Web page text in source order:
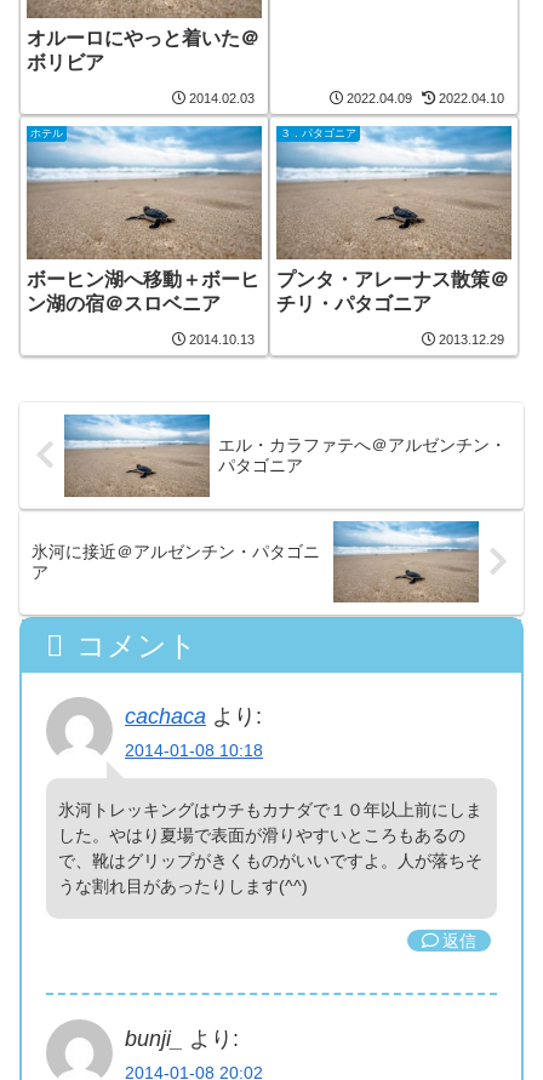
オルーロにやっと着いた＠
ボリビア
2014.02.03 2022.04.09 2022.04.10
ホテル
ボーヒン湖へ移動＋ボーヒ
ン湖の宿＠スロベニア
2014.10.13
３．パタゴニア
プンタ・アレーナス散策＠
チリ・パタゴニア
2013.12.29
エル・カラファテへ＠アルゼンチン・
パタゴニア
氷河に接近＠アルゼンチン・パタゴニ
ア
コメント
cachaca より:
2014-01-08 10:18
氷河トレッキングはウチもカナダで１０年以上前にしま
した。やはり夏場で表面が滑りやすいところもあるの
で、靴はグリップがきくものがいいですよ。人が落ちそ
うな割れ目があったりします(^^)
返信
bunji_ より:
2014-01-08 20:02